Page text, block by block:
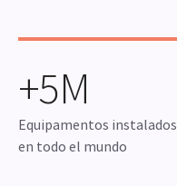
+5M
Equipamentos instalados
en todo el mundo